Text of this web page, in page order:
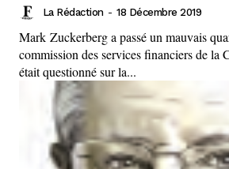
La Rédaction - 18 Décembre 2019
Mark Zuckerberg a passé un mauvais
commission des services financiers de la
était questionné sur la...